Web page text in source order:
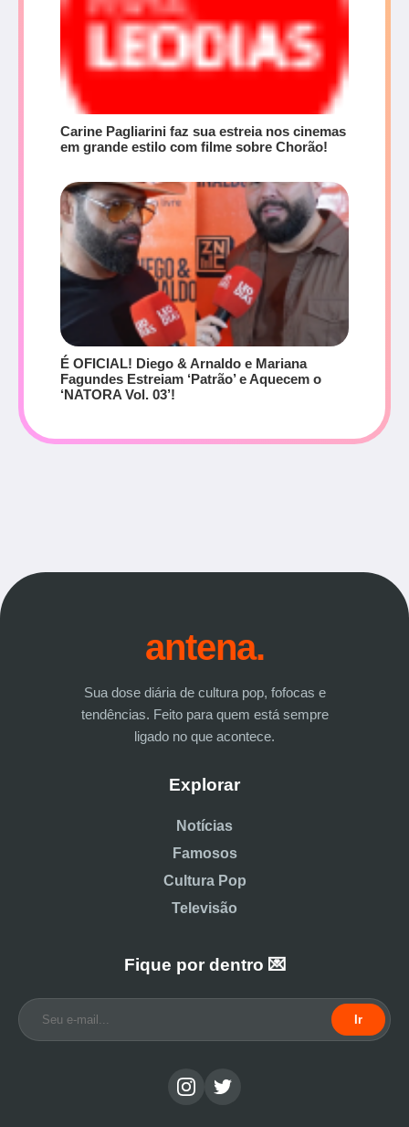
Carine Pagliarini faz sua estreia nos cinemas
em grande estilo com filme sobre Chorão!
É OFICIAL! Diego & Arnaldo e Mariana
Fagundes Estreiam ‘Patrão’ e Aquecem o
‘NATORA Vol. 03’!
antena.
Sua dose diária de cultura pop, fofocas e
tendências. Feito para quem está sempre
ligado no que acontece.
Explorar
Notícias
Famosos
Cultura Pop
Televisão
Fique por dentro 💌
Ir